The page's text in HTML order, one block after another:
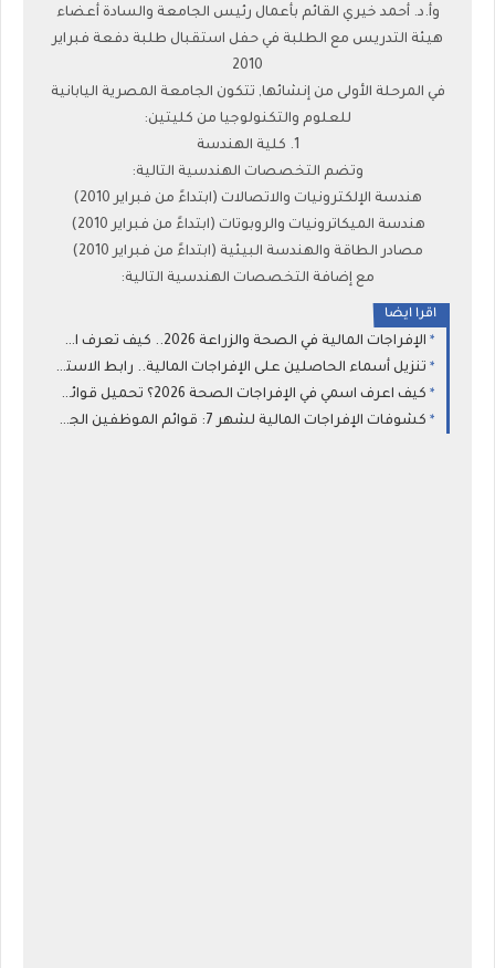
وأ.د. أحمد خيري القائم بأعمال رئيس الجامعة والسادة أعضاء
هيئة التدريس مع الطلبة في حفل استقبال طلبة دفعة فبراير
2010
في المرحلة الأولى من إنشائها, تتكون الجامعة المصرية اليابانية
للعلوم والتكنولوجيا من كليتين:
1. كلية الهندسة
وتضم التخصصات الهندسية التالية:
هندسة الإلكترونيات والاتصالات (ابتداءً من فبراير 2010)
هندسة الميكاترونيات والروبوتات (ابتداءً من فبراير 2010)
مصادر الطاقة والهندسة البيئية (ابتداءً من فبراير 2010)
مع إضافة التخصصات الهندسية التالية:
اقرا ايضا
الإفراجات المالية في الصحة والزراعة 2026.. كيف تعرف اسمك؟ دليل شامل للاستعلام عن إفراجات يوليو وخطوات متابعة الطلب
تنزيل أسماء الحاصلين على الإفراجات المالية.. رابط الاستعلام عن صرف مرتبات شهر 7 والجهات التي لديها إفراج عبر “راتبك لحظي”
كيف اعرف اسمي في الإفراجات الصحة 2026؟ تحميل قوائم إدارة الخدمات الصحية للطبية والمساعدة
كشوفات الإفراجات المالية لشهر 7: قوائم الموظفين الجدد عبر منظومة "راتبك لحظي" بجميع القطاعات والبلديات